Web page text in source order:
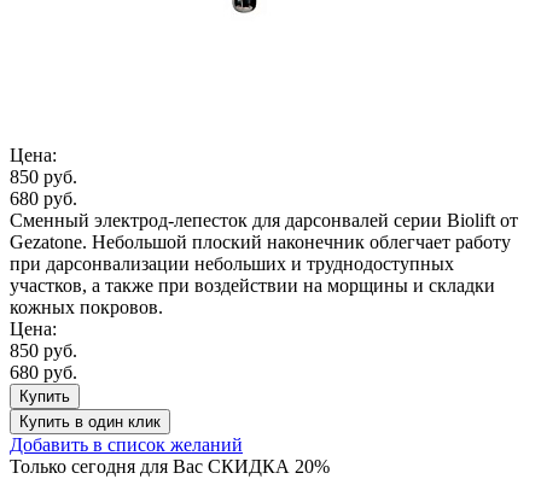
Цена:
850 руб.
680 руб.
Сменный электрод-лепесток для дарсонвалей серии Biolift от
Gezatone. Небольшой плоский наконечник облегчает работу
при дарсонвализации небольших и труднодоступных
участков, а также при воздействии на морщины и складки
кожных покровов.
Цена:
850 руб.
680 руб.
Купить
Купить в один клик
Добавить в список желаний
Только сегодня для Вас СКИДКА 20%